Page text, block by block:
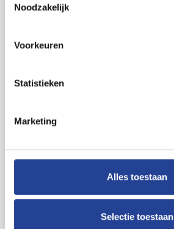
Noodzakelijk
Voorkeuren
Statistieken
Marketing
Alles toestaan
Selectie toestaan
Verkavelingvergunning
Woonkamer
Type verwarming
Voorkooprecht
Terrein - bestemming
Alarm